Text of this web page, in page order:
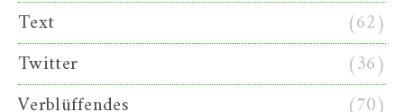
Text
(62)
Twitter
(36)
Verblüffendes
(70)